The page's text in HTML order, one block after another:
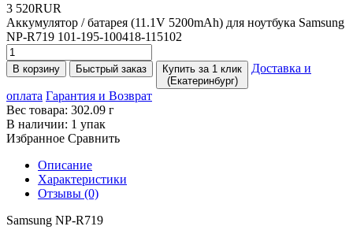
3 520RUR
Аккумулятор / батарея (11.1V 5200mAh) для ноутбука Samsung
NP-R719 101-195-100418-115102
В корзину Быстрый заказ
Купить за 1 клик
(Екатеринбург)
Доставка и
оплата Гарантия и Возврат
Вес товара: 302.09 г
В наличии: 1 упак
Избранное Сравнить
Описание
Характеристики
Отзывы (0)
Samsung NP-R719